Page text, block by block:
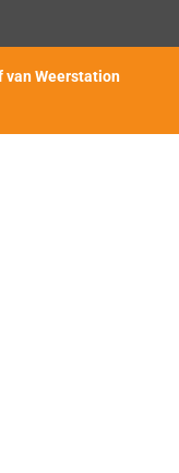
van Weerstation